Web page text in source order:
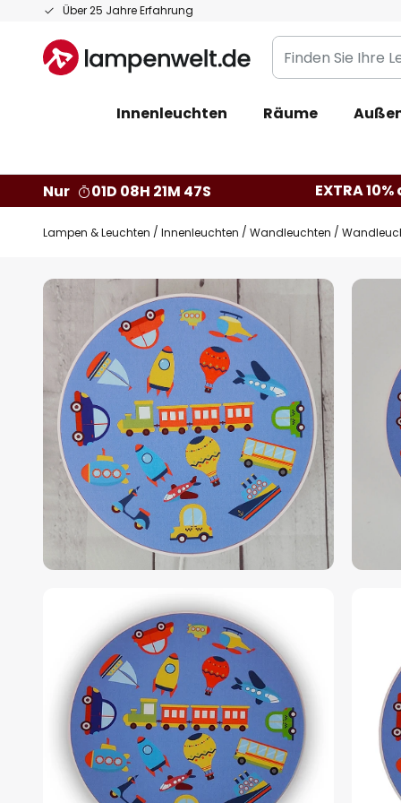
Über 25 Jahre Erfahrung
Zum
springen
Finden
Sie
Leuchte...
Innenleuchten Räume
Nur 01D 08H 21M 46S EXTRA
Lampen & Leuchten Innenleuchten Wandleuchten
Zum
Ende
der
Bildgalerie
springen